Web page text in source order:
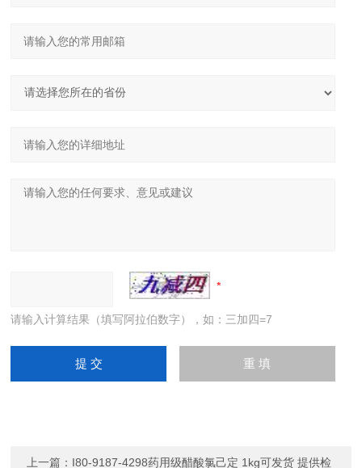
请输入计算结果（填写阿拉伯数字），如：三加四=7
上一篇： I80-9187-4298药用级醋酸氯己定 1kg可发货 提供检